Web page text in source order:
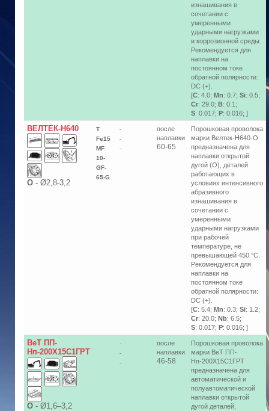
изнашивания в
сочетании с
умеренными
ударными нагрузками
и коррозионной среды.
Рекомендуется для
наплавки на
постоянном токе
обратной полярности:
DC (+).
[C: 4.0; Mn: 0.7; Si: 0.5;
Cr: 29.0; B: 0.1;
S: 0.017; P: 0.016; ]
ВЕЛТЕК-Н640
О - Ø2,8-3,2
T
Fe15
MF
10-
GF-
65-G
-
-
-
после
наплавки
60-65
Порошковая проволока
марки Велтек-Н640-О
предназначена для
наплавки открытой
дугой (О), деталей
работающих в
условиях интенсивного
абразивного
изнашивания в
сочетании с
умеренными
ударными нагрузками
при рабочей
температуре, не
превышающей 450 °С.
Рекомендуется для
наплавки на
постоянном токе
обратной полярности:
DC (+).
[C: 5.4; Mn: 0.3; Si: 1.2;
Cr: 20.0; Nb: 6.5;
S: 0.017; P: 0.016; ]
ВеТ ПП-
Нп-200Х15С1ГРТ
О - Ø1,6–3,2
-
-
-
после
наплавки
46-58
Порошковая проволока
марки ВеТ ПП-
Нп-200Х15С1ГРТ
предназначена для
автоматической и
полуавтоматической
наплавки открытой
дугой деталей,